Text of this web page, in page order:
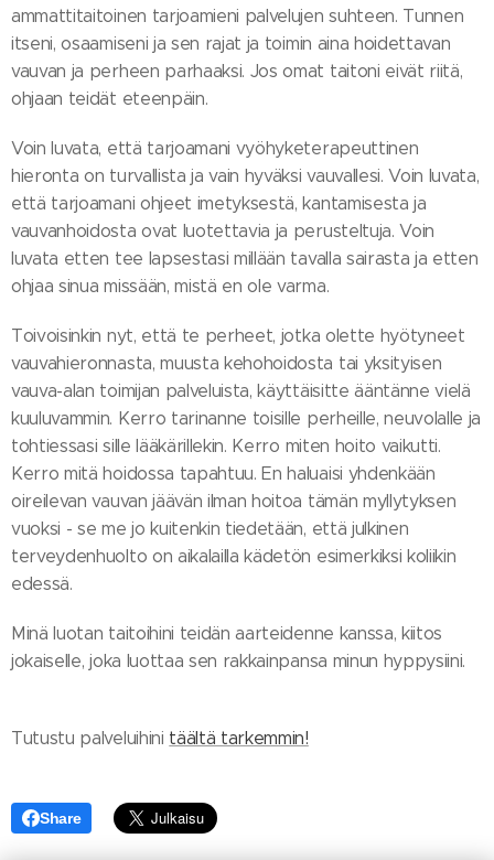
ammattitaitoinen tarjoamieni palvelujen suhteen. Tunnen
itseni, osaamiseni ja sen rajat ja toimin aina hoidettavan
vauvan ja perheen parhaaksi. Jos omat taitoni eivät riitä,
ohjaan teidät eteenpäin.
Voin luvata, että tarjoamani vyöhyketerapeuttinen
hieronta on turvallista ja vain hyväksi vauvallesi. Voin luvata,
että tarjoamani ohjeet imetyksestä, kantamisesta ja
vauvanhoidosta ovat luotettavia ja perusteltuja. Voin
luvata etten tee lapsestasi millään tavalla sairasta ja etten
ohjaa sinua missään, mistä en ole varma.
Toivoisinkin nyt, että te perheet, jotka olette hyötyneet
vauvahieronnasta, muusta kehohoidosta tai yksityisen
vauva-alan toimijan palveluista, käyttäisitte ääntänne vielä
kuuluvammin. Kerro tarinanne toisille perheille, neuvolalle ja
tohtiessasi sille lääkärillekin. Kerro miten hoito vaikutti.
Kerro mitä hoidossa tapahtuu. En haluaisi yhdenkään
oireilevan vauvan jäävän ilman hoitoa tämän myllytyksen
vuoksi - se me jo kuitenkin tiedetään, että julkinen
terveydenhuolto on aikalailla kädetön esimerkiksi koliikin
edessä.
Minä luotan taitoihini teidän aarteidenne kanssa, kiitos
jokaiselle, joka luottaa sen rakkainpansa minun hyppysiini.
Tutustu palveluihini täältä tarkemmin!
Share